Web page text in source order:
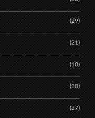
(29)
(21)
(10)
(30)
(27)